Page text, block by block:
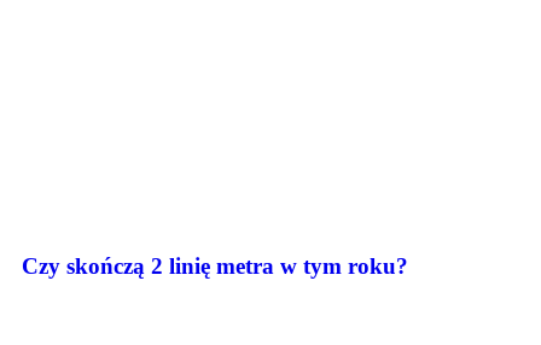
Czy skończą 2 linię metra w tym roku?